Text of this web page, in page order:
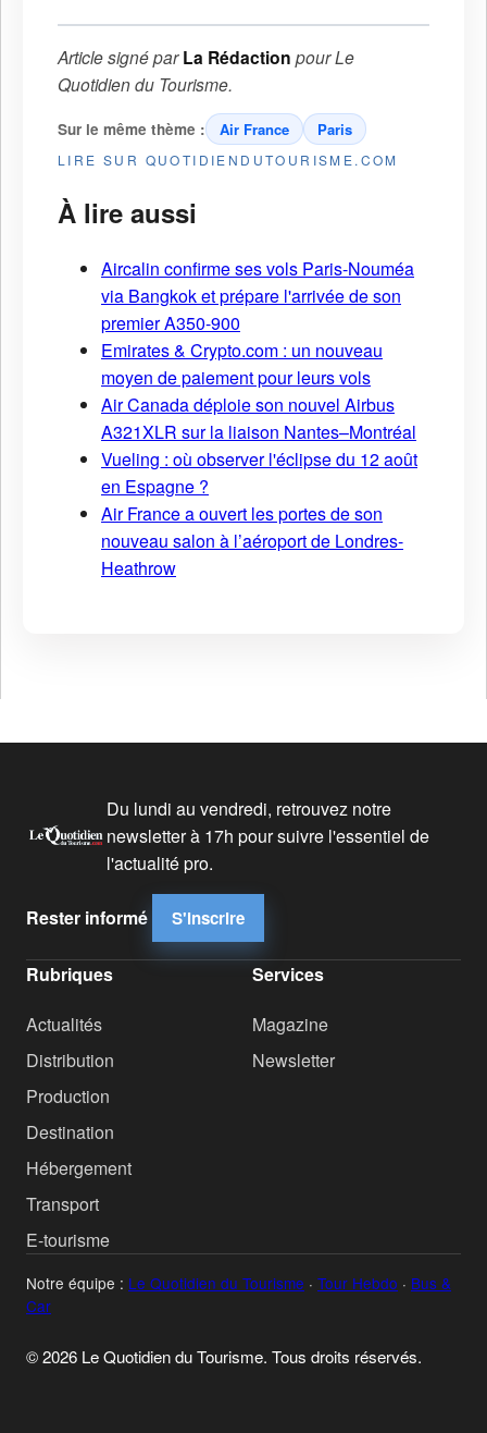
Article signé parLa Rédaction pourLe
Quotidien du Tourisme.
Sur le même thème : Air France Paris
LIRE SUR QUOTIDIENDUTOURISME.COM
À lire aussi
Aircalin confirme ses vols Paris-Nouméa
via Bangkok et prépare l'arrivée de son
premier A350-900
Emirates & Crypto.com : un nouveau
moyen de paiement pour leurs vols
Air Canada déploie son nouvel Airbus
A321XLR sur la liaison Nantes–Montréal
Vueling : où observer l'éclipse du 12 août
en Espagne ?
Air France a ouvert les portes de son
nouveau salon à l’aéroport de Londres-
Heathrow
Du lundi au vendredi, retrouvez notre
newsletter à 17h pour suivre l'essentiel de
l'actualité pro.
Rester informé S'inscrire
Rubriques
Actualités
Distribution
Production
Destination
Hébergement
Transport
E-tourisme
Services
Magazine
Newsletter
Notre équipe : Le Quotidien du Tourisme · Tour Hebdo · Bus &
Car
© 2026 Le Quotidien du Tourisme. Tous droits réservés.